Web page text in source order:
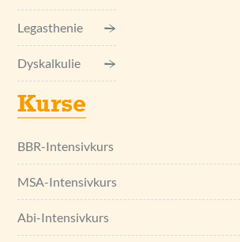
Legasthenie
Dyskalkulie
Kurse
BBR-Intensivkurs
MSA-Intensivkurs
Abi-Intensivkurs